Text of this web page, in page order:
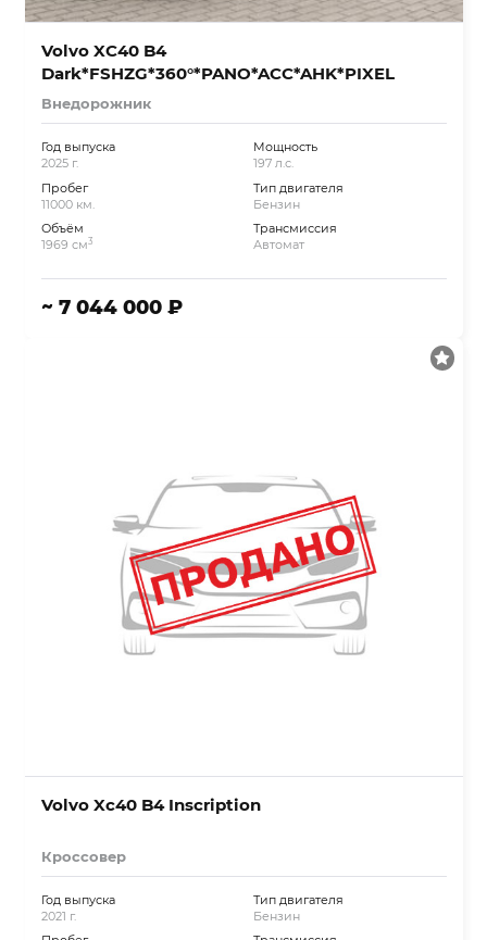
Volvo XC40 B4
Dark*FSHZG*360°*PANO*ACC*AHK*PIXEL
Внедорожник
Год выпуска
2025 г.
Пробег
11000 км.
Объём
1969 см3
Мощность
197 л.с.
Тип двигателя
Бензин
Трансмиссия
Автомат
~ 7 044 000 ₽
Volvo Xc40 B4 Inscription
Кроссовер
Год выпуска
2021 г.
Тип двигателя
Бензин